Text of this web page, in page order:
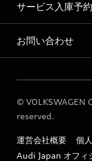
Audi 小山 店舗情報
Audi Approved
Audi 小山 運営会社
定期点検 / 車検 料
サービス入庫予約
Audi 小山 サービス
お問い合わせ
各種お問い合わせ
© VOLKSWAGEN
reserved.
運営会社概要
個
Audi Japan オフィ